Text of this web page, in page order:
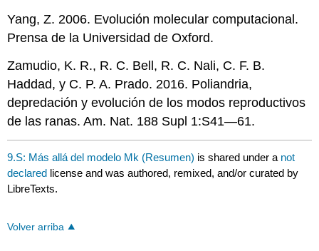
Yang, Z. 2006. Evolución molecular computacional.
Prensa de la Universidad de Oxford.
Zamudio, K. R., R. C. Bell, R. C. Nali, C. F. B.
Haddad, y C. P. A. Prado. 2016. Poliandria,
depredación y evolución de los modos reproductivos
de las ranas. Am. Nat. 188 Supl 1:S41—61.
9.S: Más allá del modelo Mk (Resumen) is shared under a not
declared license and was authored, remixed, and/or curated by
LibreTexts.
Volver arriba